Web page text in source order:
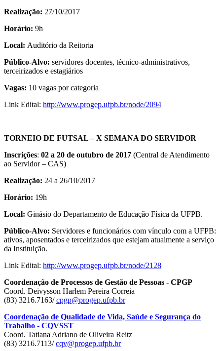
Realização: 27/10/2017
Horário: 9h
Local: Auditório da Reitoria
Público-Alvo: servidores docentes, técnico-administrativos,
terceirizados e estagiários
Vagas: 10 vagas por categoria
Link Edital: http://www.progep.ufpb.br/node/2094
TORNEIO DE FUTSAL – X SEMANA DO SERVIDOR
Inscrições: 02 a 20 de outubro de 2017 (Central de Atendimento
ao Servidor – CAS)
Realização: 24 a 26/10/2017
Horário: 19h
Local: Ginásio do Departamento de Educação Física da UFPB.
Público-Alvo: Servidores e funcionários com vínculo com a UFPB:
ativos, aposentados e terceirizados que estejam atualmente a serviço
da Instituição.
Link Edital: http://www.progep.ufpb.br/node/2128
Coordenação de Processos de Gestão de Pessoas - CPGP
Coord. Deivysson Harlem Pereira Correia
(83) 3216.7163/cpgp@progep.ufpb.br
Coordenação de Qualidade de Vida, Saúde e Segurança do
Trabalho - CQVSST
Coord. Tatiana Adriano de Oliveira Reitz
(83) 3216.7113/cqv@progep.ufpb.br